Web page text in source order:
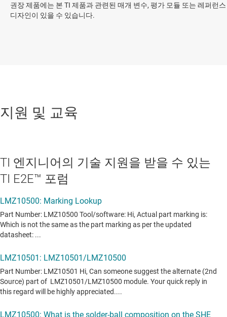
권장 제품에는 본 TI 제품과 관련된 매개 변수, 평가 모듈 또는 레퍼런스
디자인이 있을 수 있습니다.
지원 및 교육
TI 엔지니어의 기술 지원을 받을 수 있는
TI E2E™ 포럼